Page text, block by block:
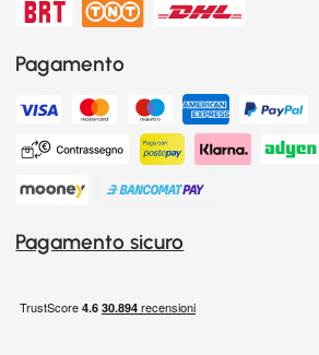
Pagamento
Pagamento sicuro